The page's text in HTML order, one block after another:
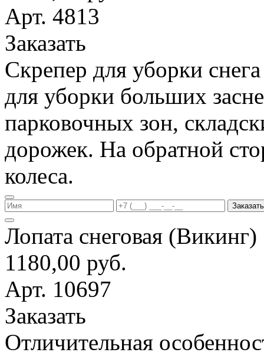
Арт. 4813
Заказать
Скрепер для уборки
для уборки больших
парковочных зон,
дорожек. На обратной
колеса.
Заказать
Лопата снеговая
1180,00 руб.
Арт. 10697
Заказать
Отличительная